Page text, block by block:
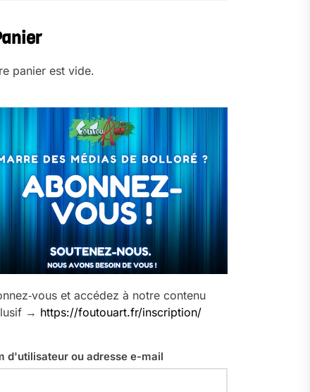
panier est vide.
et accédez à notre contenu
→ https://foutouart.fr/inscription/
d'utilisateur ou adresse e-mail